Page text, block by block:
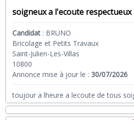
soigneux a l'ecoute respectueux
Candidat : BRUNO
Bricolage et Petits Travaux
Saint-Julien-Les-Villas
10800
Annonce mise à jour le :30/07/2026
toujour a lheure a lecoute de tous